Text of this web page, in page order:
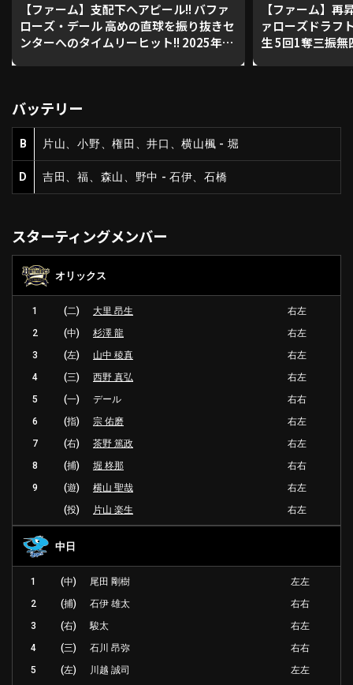
利用規約 プライバシーポリシー
動画を検索（選手・チーム・プレー内容…）
【ファーム】支配下へアピール!! バファ
ローズ・デール 高めの直球を振り抜きセ
ンターへのタイムリーヒット!! 2025年5
【ファーム】再
ァローズドラフ
生 5回1奪三振
バッテリー
B 片山、小野、権田、井口、横山楓 - 堀
D 吉田、福、森山、野中 - 石伊、石橋
スターティングメンバー
オリックス
1 (二) 大里 昂生
右左
2
(中) 杉澤 龍
右左
3
(左) 山中 稜真
右左
4
(三) 西野 真弘
右左
5
(一) デール
右右
6
(指) 宗 佑磨
右左
7
(右) 茶野 篤政
右左
8
(捕) 堀 柊那
右右
9
(遊) 横山 聖哉
右左
(投)
片山 楽生 右左
中日
1 (中) 尾田 剛樹
左左
2
(捕) 石伊 雄太
右右
3
(右) 駿太
右左
4
(三) 石川 昂弥
右右
5
(左) 川越 誠司
左左